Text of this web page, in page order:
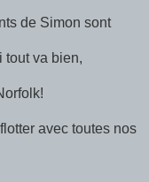
de Simon sont
tout va bien,
avec toutes nos